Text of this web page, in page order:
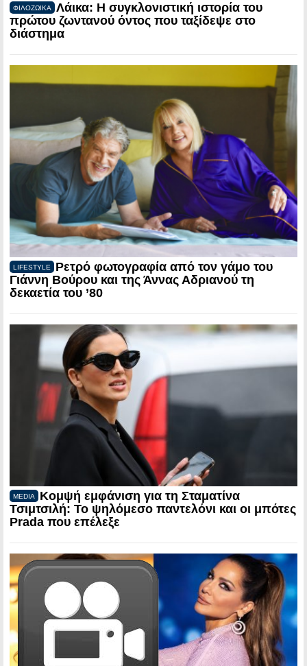
ΦΙΛΟΖΩΙΚΑ
Λάικα: Η συγκλονιστική ιστορία του
πρώτου ζωντανού όντος που ταξίδεψε στο
διάστημα
LIFESTYLE
Ρετρό φωτογραφία από τον γάμο του
Γιάννη Βούρου και της Άννας Αδριανού τη
δεκαετία του ’80
MEDIA
Κομψή εμφάνιση για τη Σταματίνα
Τσιμτσιλή: Το ψηλόμεσο παντελόνι και οι μπότες
Prada που επέλεξε